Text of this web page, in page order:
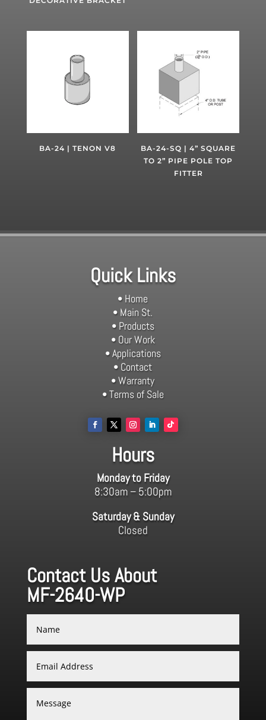
BA-24 | TENON V8
BA-24-SQ | 4” SQUARE
TO 2” PIPE POLE TOP
FITTER
Quick Links
• Home
• Main St.
• Products
• Our Work
• Applications
• Contact
• Warranty
• Terms of Sale
Hours
Monday to Friday
8:30am – 5:00pm
Saturday & Sunday
Closed
Contact Us About
MF-2640-WP